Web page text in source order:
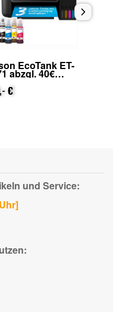
EcoTank ET-
abzgl. 40€
(von Epson
Registrierung)
€
und Service: